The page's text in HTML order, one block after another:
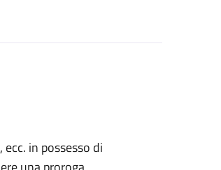
in possesso di